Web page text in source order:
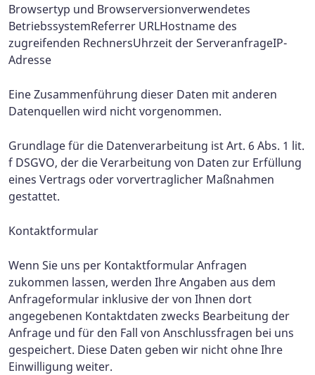
Browsertyp und Browserversionverwendetes
BetriebssystemReferrer URLHostname des
zugreifenden RechnersUhrzeit der ServeranfrageIP-
Adresse
Eine Zusammenführung dieser Daten mit anderen
Datenquellen wird nicht vorgenommen.
Grundlage für die Datenverarbeitung ist Art. 6 Abs. 1 lit.
f DSGVO, der die Verarbeitung von Daten zur Erfüllung
eines Vertrags oder vorvertraglicher Maßnahmen
gestattet.
Kontaktformular
Wenn Sie uns per Kontaktformular Anfragen
zukommen lassen, werden Ihre Angaben aus dem
Anfrageformular inklusive der von Ihnen dort
angegebenen Kontaktdaten zwecks Bearbeitung der
Anfrage und für den Fall von Anschlussfragen bei uns
gespeichert. Diese Daten geben wir nicht ohne Ihre
Einwilligung weiter.